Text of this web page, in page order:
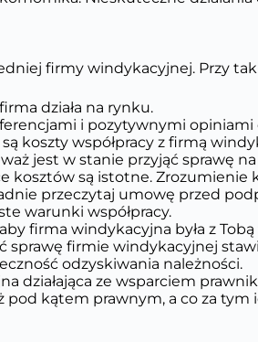
firmy windykacyjnej. Przy
działa na rynku.
i pozytywnymi
koszty współpracy z firmą
jest w stanie przyjąć sprawę
kosztów są istotne.
przeczytaj umowę przed
warunki współpracy.
firma windykacyjna była z
sprawę firmie windykacyjnej
odzyskiwania należności.
działająca ze wsparciem
kątem prawnym, a co za